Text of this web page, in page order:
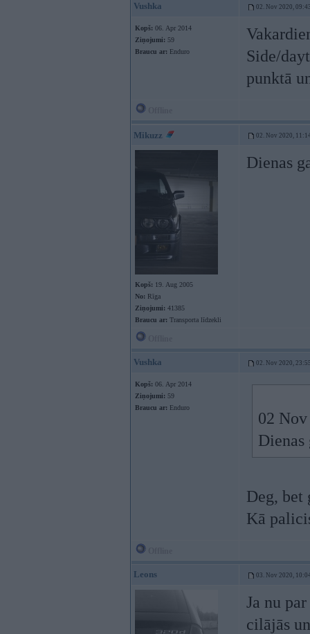
Vushka 02. Nov 2020,
Kopš: 06. Apr 2014
Ziņojumi: 59
Braucu ar: Enduro
Side/
punktā
Mikuzz 02. Nov 2020,
Kopš: 19. Aug 2005
No: Rīga
Ziņojumi: 41385
Braucu ar: Transporta līdzekli
Dienas
Vushka 02. Nov 2020,
Kopš: 06. Apr 2014
Ziņojumi: 59
Braucu ar: Enduro
02
Dienas
Deg, bet
Kā
Leons 03. Nov 2020,
Ja nu
cilājās